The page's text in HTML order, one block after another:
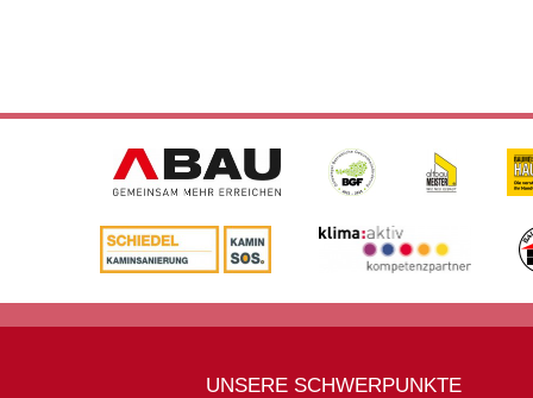
UNSERE SCHWERPUNKTE